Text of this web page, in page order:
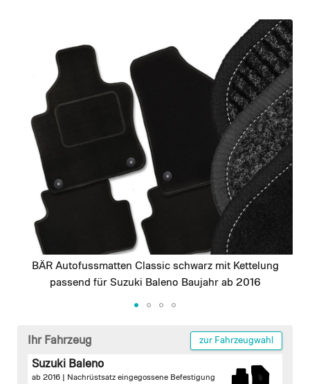
images
gallery
BÄR Autofussmatten Classic schwarz mit Kettelung
passend für Suzuki Baleno Baujahr ab 2016
beginning
Ihr Fahrzeug zur Fahrzeugwahl
Suzuki Baleno
ab 2016 | Nachrüstsatz eingegossene Befestigung